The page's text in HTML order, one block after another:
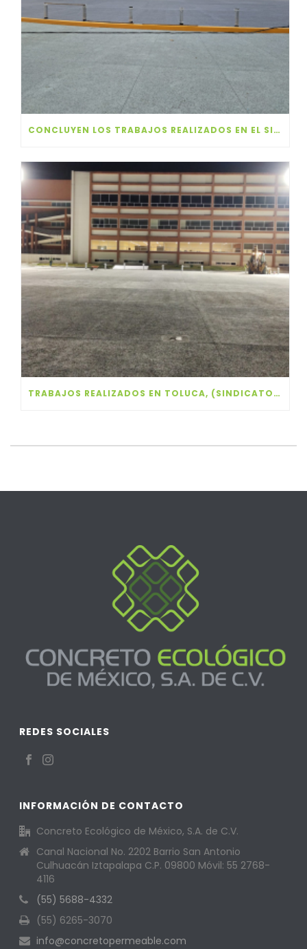
CONCLUYEN LOS TRABAJOS REALIZADOS EN EL SINDICATO DE MAESTROS AL SERVICIO DEL ESTADO DE MÉXICO
TRABAJOS REALIZADOS EN TOLUCA, (SINDICATO DE MAESTROS AL SERVICIO DEL ESTADO DE MÉXICO) “NUEVA ETAPA”
REDES SOCIALES
INFORMACIÓN DE CONTACTO
Concreto Ecológico de México, S.A. de C.V.
Canal Nacional No. 2202 Barrio San Antonio
Culhuacán Iztapalapa C.P. 09800 Móvil: 55 2768-
4116
(55) 5688-4332
(55) 6265-3070
info@concretopermeable.com